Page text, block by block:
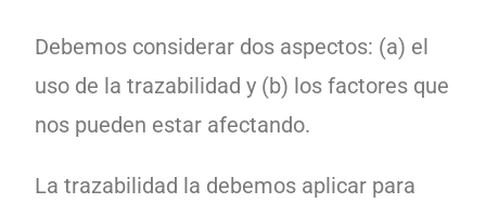
Debemos considerar dos aspectos: (a) el
uso de la trazabilidad y (b) los factores que
nos pueden estar afectando.
La trazabilidad la debemos aplicar para